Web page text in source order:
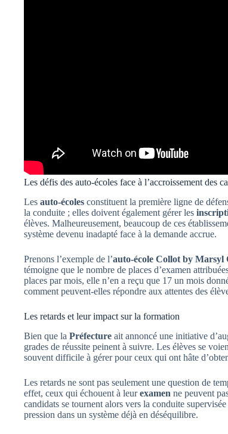
Les défis des auto-écoles face à l’accroissement des
Les auto-écoles constituent la première ligne de
la conduite ; elles doivent également gérer les
élèves. Malheureusement, beaucoup de ces
système devenu inadapté face à la demande accrue.
Prenons l’exemple de l’auto-école Collot by Marsyl
témoigne que le nombre de places d’examen
places par mois, elle n’en a reçu que 17 un mois
comment peuvent-elles répondre aux attentes des
Les retards et leur impact sur la formation
Bien que la Préfecture ait annoncé une initiative
grades de réussite peinent à suivre. Les élèves se
souvent difficile à gérer pour ceux qui ont hâte
Les retards ne sont pas seulement une question de
effet, ceux qui échouent à leurexamen ne peuvent
candidats se tournent alors vers la conduite
pression dans un système déjà en déséquilibre.